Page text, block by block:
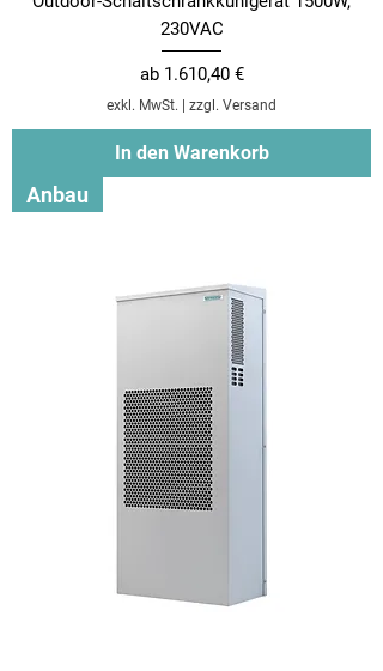
230VAC
ab 1.610,40 €
Sale-Preis
exkl. MwSt. | zzgl. Versand
In den Warenkorb
Anbau